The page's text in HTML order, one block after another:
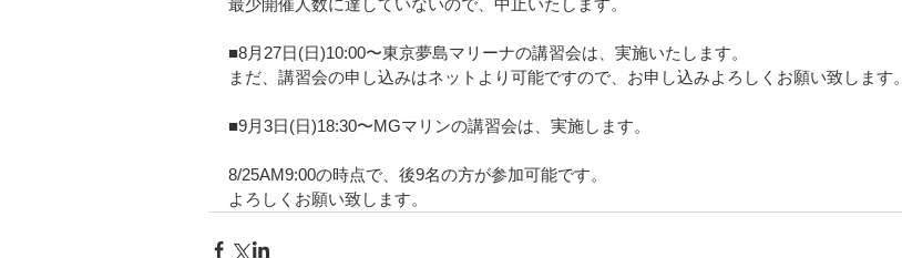
最少開催人数に達していないので、中止いたします。
■8月27日(日)10:00〜東京夢島マリーナの講習会は、実施いたします。
まだ、講習会の申し込みはネットより可能ですので、お申し込みよろしくお願い致します。
■9月3日(日)18:30〜MGマリンの講習会は、実施します。
8/25AM9:00の時点で、後9名の方が参加可能です。
よろしくお願い致します。